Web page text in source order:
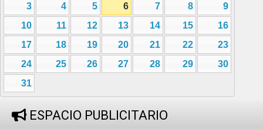
3
4 5 6 7 8
9
10
11 12 13 14 15
16
17
18 19 20 21 22
23
24
25 26 27 28 29
30
31
ESPACIO PUBLICITARIO